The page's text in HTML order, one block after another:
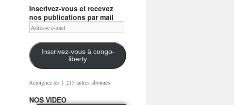
Inscrivez-vous et recevez
nos publications par mail
Adresse
e-
mail
Inscrivez-vous à congo-
liberty
Rejoignez les 1 215 autres abonnés
NOS VIDEO